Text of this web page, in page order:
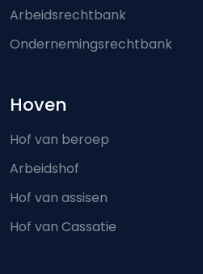
Arbeidsrechtbank
Ondernemingsrechtbank
Hoven
Hof van beroep
Arbeidshof
Hof van assisen
Hof van Cassatie